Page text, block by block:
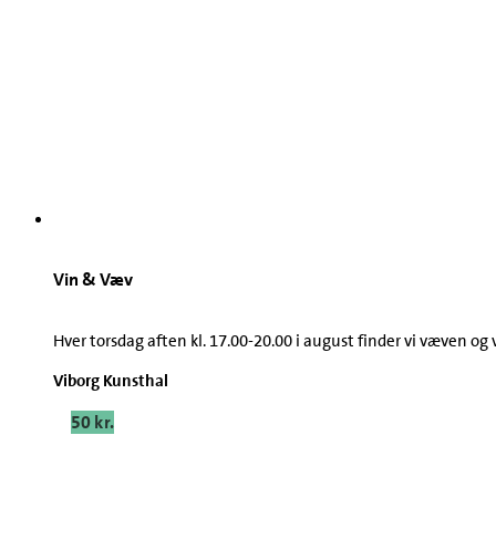
Vin & Væv
Hver torsdag aften kl. 17.00-20.00 i august finder vi væven
Viborg Kunsthal
50 kr.